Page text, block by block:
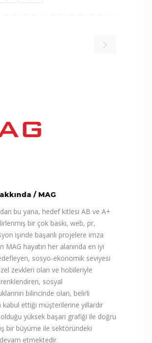
/ MAG
bu yana, hedef kitlesi AB ve A+
bir çok baskı, web, pr,
işinde başarılı projelere imza
MAG hayatın her alanında en iyi
sosyo-ekonomik seviyesi
zevkleri olan ve hobileriyle
renklendiren, sosyal
bilincinde olan, belirli
kabul ettiği müşterilerine yıllardır
olduğu yüksek başarı grafiği ile doğru
bir büyüme ile sektöründeki
etmektedir.